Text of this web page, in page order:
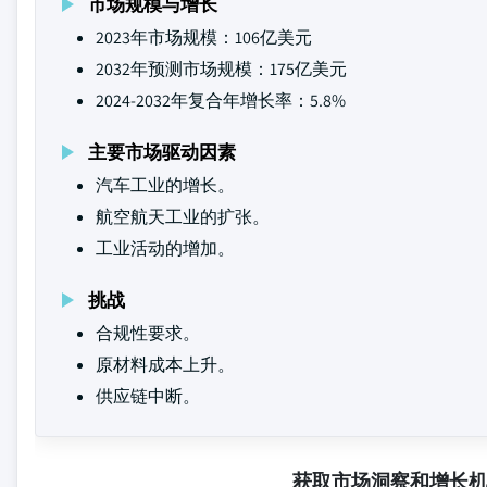
2023年市场规模：106亿美元
2032年预测市场规模：175亿美元
2024-2032年复合年增长率：5.8%
主要市场驱动因素
汽车工业的增长。
航空航天工业的扩张。
工业活动的增加。
挑战
合规性要求。
原材料成本上升。
供应链中断。
获取市场洞察和增长